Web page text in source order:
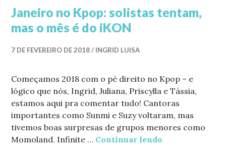
Janeiro no Kpop: solistas tentam,
mas o mês é do iKON
7 DE FEVEREIRO DE 2018 INGRID LUISA
Começamos 2018 com o pé direito no Kpop – e
lógico que nós, Ingrid, Juliana, Priscylla e Tássia,
estamos aqui pra comentar tudo! Cantoras
importantes como Sunmi e Suzy voltaram, mas
tivemos boas surpresas de grupos menores como
Momoland. Infinite … Continuar lendo